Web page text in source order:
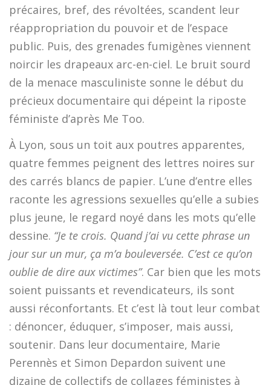
précaires, bref, des révoltées, scandent leur
réappropriation du pouvoir et de l’espace
public. Puis, des grenades fumigènes viennent
noircir les drapeaux arc-en-ciel. Le bruit sourd
de la menace masculiniste sonne le début du
précieux documentaire qui dépeint la riposte
féministe d’après Me Too.
À Lyon, sous un toit aux poutres apparentes,
quatre femmes peignent des lettres noires sur
des carrés blancs de papier. L’une d’entre elles
raconte les agressions sexuelles qu’elle a subies
plus jeune, le regard noyé dans les mots qu’elle
dessine. “Je te crois. Quand j’ai vu cette phrase un
jour sur un mur, ça m’a bouleversée. C’est ce qu’on
oublie de dire aux victimes”. Car bien que les mots
soient puissants et revendicateurs, ils sont
aussi réconfortants. Et c’est là tout leur combat
: dénoncer, éduquer, s’imposer, mais aussi,
soutenir. Dans leur documentaire, Marie
Perennès et Simon Depardon suivent une
dizaine de collectifs de collages féministes à